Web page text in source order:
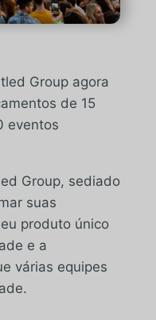
Group agora
de 15
eventos
Group, sediado
suas
produto único
e a
várias equipes